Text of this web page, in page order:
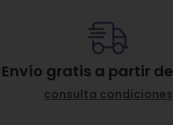
Envío gratis a partir de
consulta condiciones